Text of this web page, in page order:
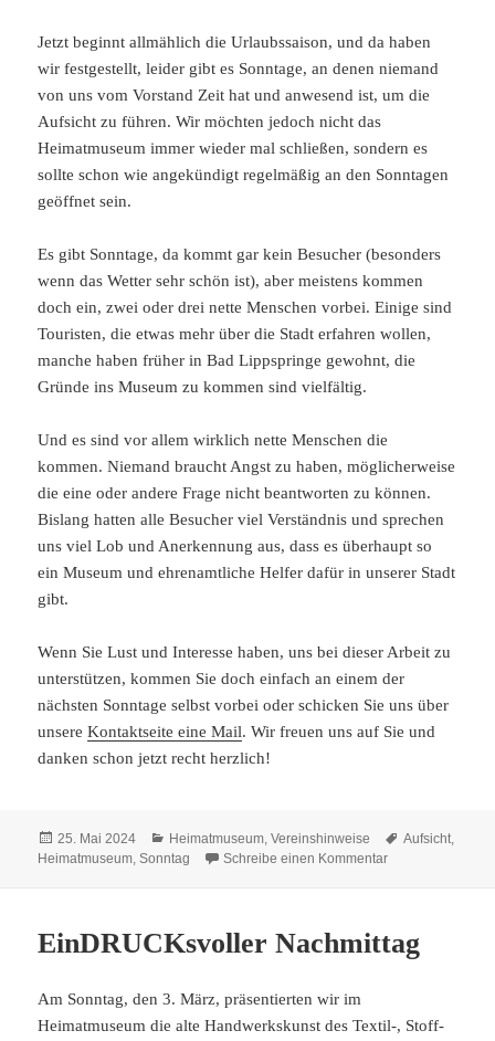
Jetzt beginnt allmählich die Urlaubssaison, und da haben
wir festgestellt, leider gibt es Sonntage, an denen niemand
von uns vom Vorstand Zeit hat und anwesend ist, um die
Aufsicht zu führen. Wir möchten jedoch nicht das
Heimatmuseum immer wieder mal schließen, sondern es
sollte schon wie angekündigt regelmäßig an den Sonntagen
geöffnet sein.
Es gibt Sonntage, da kommt gar kein Besucher (besonders
wenn das Wetter sehr schön ist), aber meistens kommen
doch ein, zwei oder drei nette Menschen vorbei. Einige sind
Touristen, die etwas mehr über die Stadt erfahren wollen,
manche haben früher in Bad Lippspringe gewohnt, die
Gründe ins Museum zu kommen sind vielfältig.
Und es sind vor allem wirklich nette Menschen die
kommen. Niemand braucht Angst zu haben, möglicherweise
die eine oder andere Frage nicht beantworten zu können.
Bislang hatten alle Besucher viel Verständnis und sprechen
uns viel Lob und Anerkennung aus, dass es überhaupt so
ein Museum und ehrenamtliche Helfer dafür in unserer Stadt
gibt.
Wenn Sie Lust und Interesse haben, uns bei dieser Arbeit zu
unterstützen, kommen Sie doch einfach an einem der
nächsten Sonntage selbst vorbei oder schicken Sie uns über
unsereKontaktseite eine Mail. Wir freuen uns auf Sie und
danken schon jetzt recht herzlich!
Veröffentlicht
am
25. Mai 2024 Kategorien
Heimatmuseum,Vereinshinweise Schlagwörter
Aufsicht,
Heimatmuseum,Sonntag Schreibe einen Kommentarzu Helfer für das
EinDRUCKsvoller Nachmittag
Am Sonntag, den 3. März, präsentierten wir im
Heimatmuseum die alte Handwerkskunst des Textil-, Stoff-